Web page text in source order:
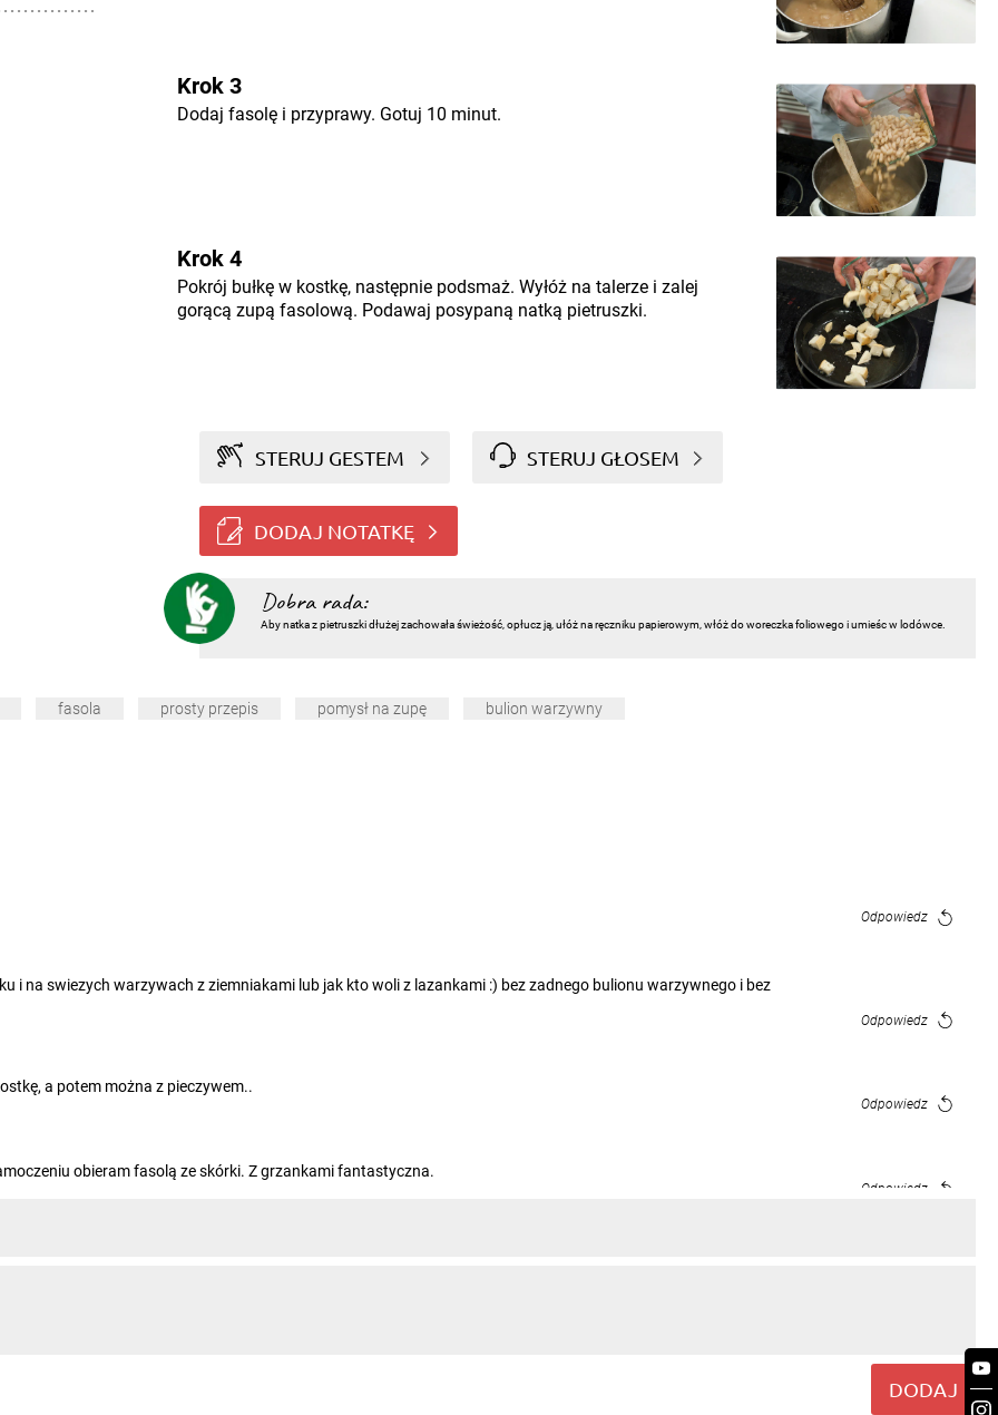
Krok 3
Dodaj fasolę i przyprawy. Gotuj 10 minut.
Krok 4
Pokrój bułkę w kostkę, następnie podsmaż. Wyłóż na talerze i zalej
gorącą zupą fasolową. Podawaj posypaną natką pietruszki.
STERUJ GESTEM STERUJ GŁOSEM
DODAJ NOTATKĘ
Dobra rada:
Aby natka z pietruszki dłużej zachowała świeżość, opłucz ją, ułóż na ręczniku papierowym, włóż do woreczka foliowego i umieśc w lodówce.
fasola prosty przepis pomysł na zupę bulion warzywny
Odpowiedz
i na swiezych warzywach z ziemniakami lub jak kto woli z lazankami :) bez zadnego bulionu warzywnego i bez
Odpowiedz
a potem można z pieczywem..
Odpowiedz
obieram fasolą ze skórki. Z grzankami fantastyczna.
Odpowiedz
DODAJ